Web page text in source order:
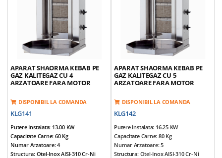
Greutate Echipamente: 22 Kg
*Accesorii Incluse: Aripioare Si Tava
Greutate Echipamente: 27 Kg
*Accesorii Incluse: Aripioare Si Tava
APARAT SHAORMA KEBAB PE
GAZ KALITEGAZ CU 4
ARZATOARE FARA MOTOR
DISPONIBIL LA COMANDA
KLG141
Putere Instalata: 13.00 KW
Capacitate Carne: 60 Kg
Numar Arzatoare: 4
Structura: Otel-Inox AISI-310 Cr-Ni
APARAT SHAORMA KEBAB PE
GAZ KALITEGAZ CU 5
ARZATOARE FARA MOTOR
DISPONIBIL LA COMANDA
KLG142
Putere Instalata: 16.25 KW
Capacitate Carne: 80 Kg
Numar Arzatoare: 5
Structura: Otel-Inox AISI-310 Cr-Ni